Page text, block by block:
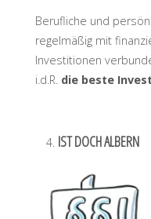
Berufliche und
regelmäßig mit
Investitionen
i.d.R. die beste
IST DOCH ALBERN